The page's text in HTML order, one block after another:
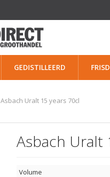
GEDISTILLEERD
Asbach Uralt 15 years 70cl
Asbach Uralt
Volume